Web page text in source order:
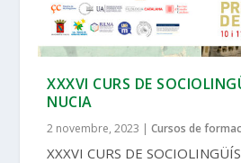
XXXVI CURS DE
NUCIA
2 novembre, 2023 |Cursos de
XXXVI CURS DE